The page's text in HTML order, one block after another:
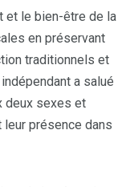
et le bien-être de la
en préservant
traditionnels et
a salué
deux sexes et
leur présence dans